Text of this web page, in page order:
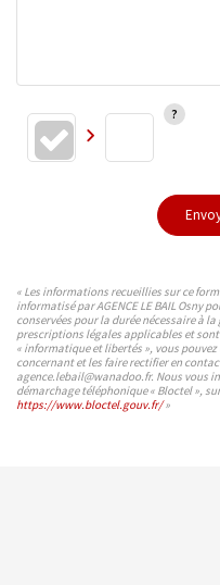
« Les informations recueillies sur ce
informatisé par AGENCE LE BAIL Osny
conservées pour la durée nécessaire à
prescriptions légales applicables et
« informatique et libertés », vous
concernant et les faire rectifier en
agence.lebail@wanadoo.fr. Nous vous
démarchage téléphonique « Bloctel »,
https://www.bloctel.gouv.fr/»